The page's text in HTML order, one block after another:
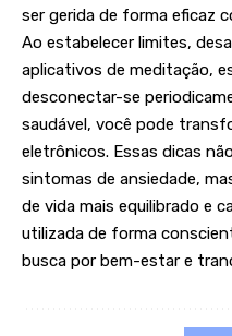
ser gerida de forma eficaz
Ao estabelecer limites,
aplicativos de meditação,
desconectar-se
saudável, você pode
eletrônicos. Essas dicas
sintomas de ansiedade,
de vida mais equilibrado e
utilizada de forma
busca por bem-estar e